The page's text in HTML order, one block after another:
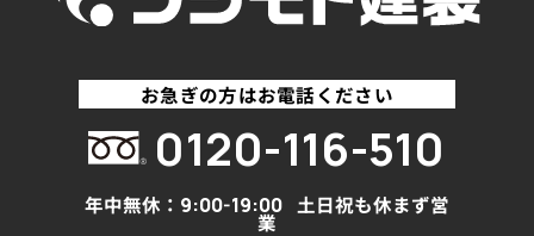
お急ぎの方はお電話ください
0120-116-510
年中無休： 9:00-19:00 土日祝も休まず営
業